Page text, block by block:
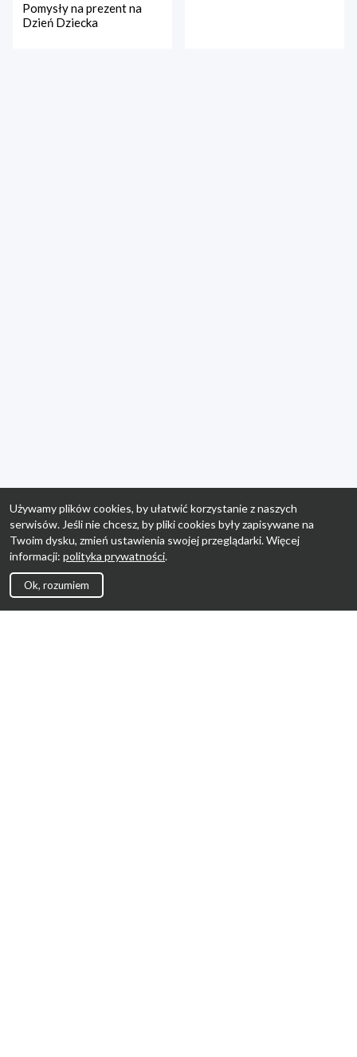
Pomysły na prezent na
Dzień Dziecka
Używamy plików cookies, by ułatwić korzystanie z naszych
serwisów. Jeśli nie chcesz, by pliki cookies były zapisywane na
Twoim dysku, zmień ustawienia swojej przeglądarki. Więcej
informacji: polityka prywatności.
Ok, rozumiem